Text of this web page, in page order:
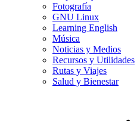
Fotografía
GNU Linux
Learning English
Música
Noticias y Medios
Recursos y Utilidades
Rutas y Viajes
Salud y Bienestar